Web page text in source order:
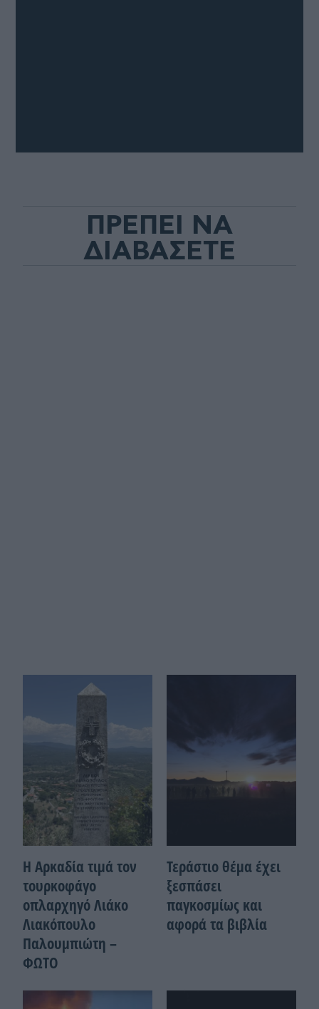
ΠΡΕΠΕΙ ΝΑ
ΔΙΑΒΑΣΕΤΕ
Η Αρκαδία τιμά τον
τουρκοφάγο
οπλαρχηγό Λιάκο
Λιακόπουλο
Παλουμπιώτη –
ΦΩΤΟ
Τεράστιο θέμα έχει
ξεσπάσει
παγκοσμίως και
αφορά τα βιβλία